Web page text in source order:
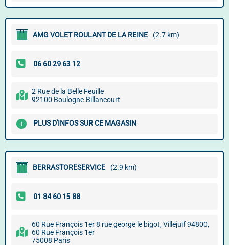
AMG VOLET ROULANT DE LA REINE (2.7 km)
2 Rue de la Belle Feuille
92100 Boulogne-Billancourt
PLUS D'INFOS SUR CE MAGASIN
BERRASTORESERVICE (2.9 km)
60 Rue François 1er 8 rue george le bigot, Villejuif 94800,
60 Rue François 1er
75008 Paris